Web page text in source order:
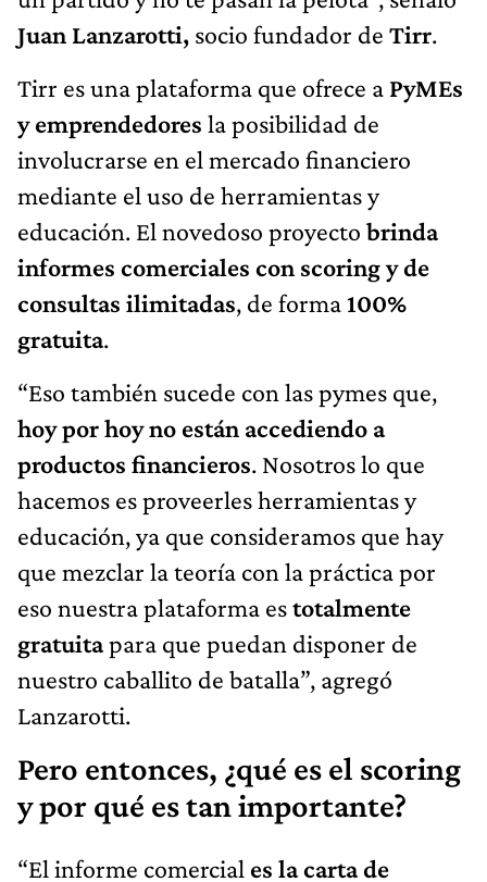
Juan Lanzarotti, socio fundador de Tirr.
Tirr es una plataforma que ofrece a PyMEs
y emprendedores la posibilidad de
involucrarse en el mercado financiero
mediante el uso de herramientas y
educación. El novedoso proyecto brinda
informes comerciales con scoring y de
consultas ilimitadas, de forma100%
gratuita.
“Eso también sucede con las pymes que,
hoy por hoy no están accediendo a
productos financieros. Nosotros lo que
hacemos es proveerles herramientas y
educación, ya que consideramos que hay
que mezclar la teoría con la práctica por
eso nuestra plataforma estotalmente
gratuitapara que puedan disponer de
nuestro caballito de batalla”, agregó
Lanzarotti.
Pero entonces, ¿qué es el scoring
y por qué es tan importante?
“El informe comercial es la carta de